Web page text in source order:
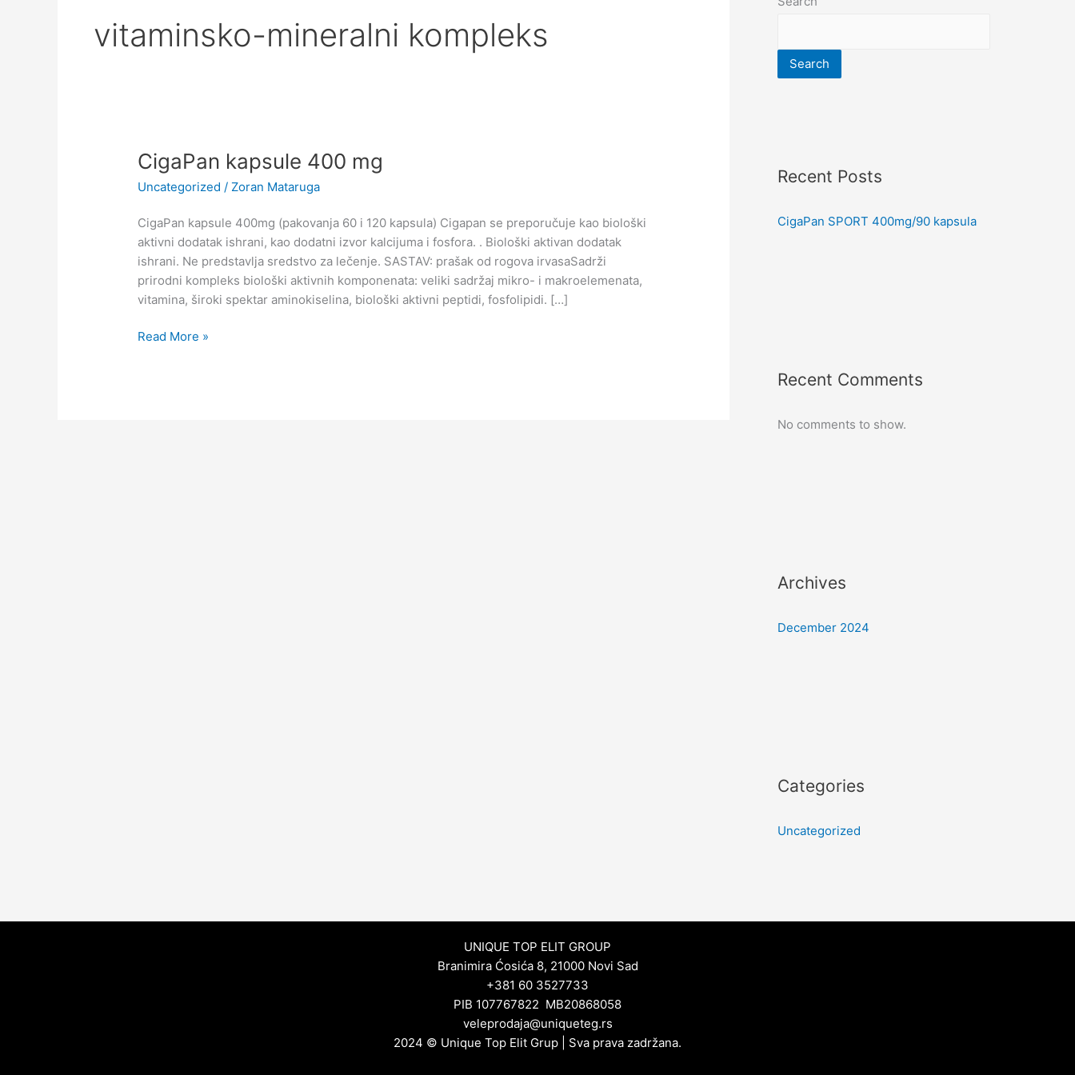
vitaminsko-mineralni kompleks
CigaPan kapsule 400 mg
Uncategorized /Zoran Mataruga
CigaPan kapsule 400mg (pakovanja 60 i 120 kapsula) Cigapan se preporučuje kao biološki
aktivni dodatak ishrani, kao dodatni izvor kalcijuma i fosfora. . Biološki aktivan dodatak
ishrani. Ne predstavlja sredstvo za lečenje. SASTAV: prašak od rogova irvasaSadrži
prirodni kompleks biološki aktivnih komponenata: veliki sadržaj mikro- i makroelemenata,
vitamina, široki spektar aminokiselina, biološki aktivni peptidi, fosfolipidi. […]
CigaPan
kapsule
400
Read More »
Search
Recent Posts
CigaPan SPORT 400mg/90 kapsula
Recent Comments
No comments to show.
Archives
December 2024
Categories
Uncategorized
UNIQUE TOP ELIT GROUP
Branimira Ćosića 8, 21000 Novi Sad
+381 60 3527733
PIB 107767822 MB20868058
veleprodaja@uniqueteg.rs
2024 © Unique Top Elit Grup | Sva prava zadržana.